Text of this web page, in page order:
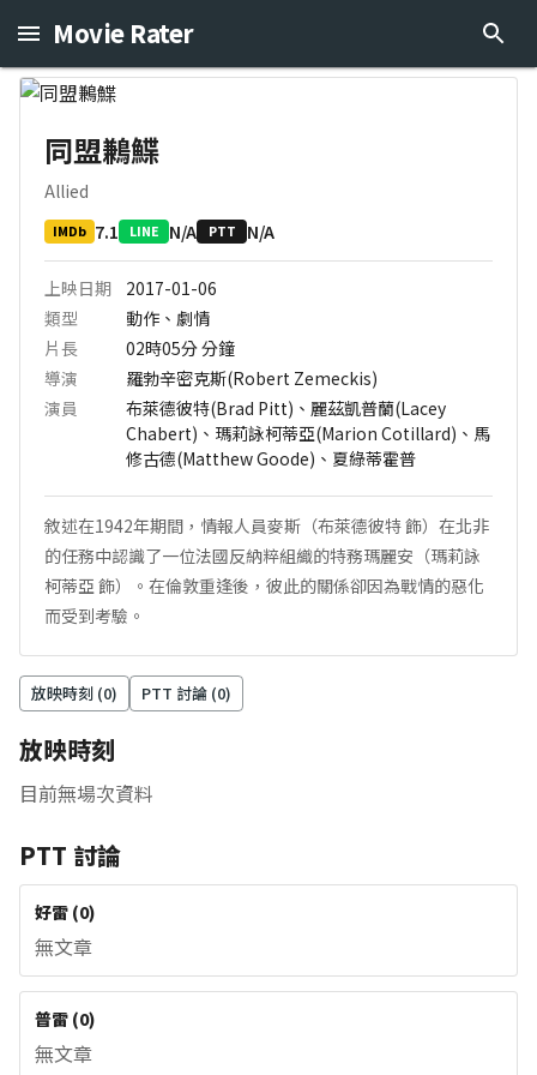
Movie Rater
同盟鶼鰈
Allied
IMDb 7.1 LINE N/A PTT N/A
上映日期
2017-01-06
類型
動作、劇情
片長
02時05分分鐘
導演
羅勃辛密克斯(Robert Zemeckis)
演員
布萊德彼特(Brad Pitt)、麗茲凱普蘭(Lacey
Chabert)、瑪莉詠柯蒂亞(Marion Cotillard)、馬
修古德(Matthew Goode)、夏綠蒂霍普
敘述在1942年期間，情報人員麥斯（布萊德彼特 飾）在北非
的任務中認識了一位法國反納粹組織的特務瑪麗安（瑪莉詠
柯蒂亞 飾）。在倫敦重逢後，彼此的關係卻因為戰情的惡化
而受到考驗。
放映時刻 (0) PTT 討論 (0)
放映時刻
目前無場次資料
PTT 討論
好雷 (0)
無文章
普雷 (0)
無文章